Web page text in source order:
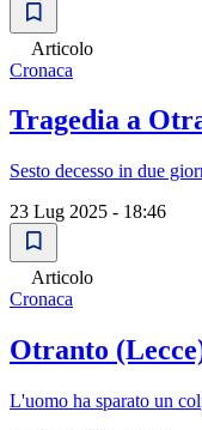
Articolo
Cronaca
Tragedia a
Sesto decesso in due
23 Lug 2025 - 18:46
Articolo
Cronaca
Otranto
L'uomo ha sparato un